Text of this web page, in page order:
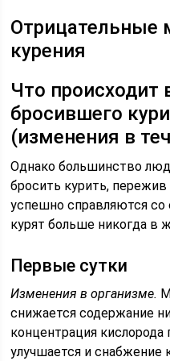
Отрицательные
курения
Что происходит
бросившего
(изменения в
Однако большинство
бросить курить,
успешно справляются
курят больше никогда в
Первые сутки
Изменения в организме.
снижается содержание
концентрация
улучшается и снабжение